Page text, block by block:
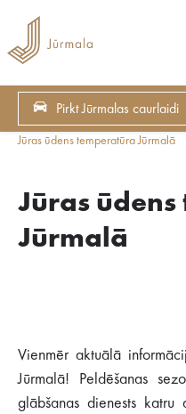
Pirkt Jūrmalas caurlaidi
Jūras ūdens temperatūra Jūrmalā
Jūras
Jūrmalā
Vienmēr aktuālā
Jūrmalā! Peldēšanas
glābšanas dienests